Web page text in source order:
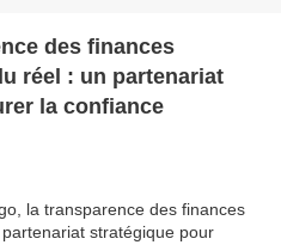
des finances
réel : un partenariat
la confiance